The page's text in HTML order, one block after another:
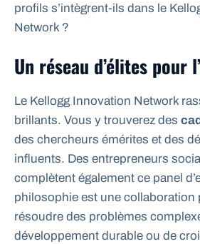
profils s’intègrent-ils dans le
Network ?
Un réseau d’élites pour
Le Kellogg Innovation Network
brillants. Vous y trouverez des
des chercheurs émérites et des
influents. Des entrepreneurs
complètent également ce panel
philosophie est une collaboration
résoudre des problèmes
développement durable ou de